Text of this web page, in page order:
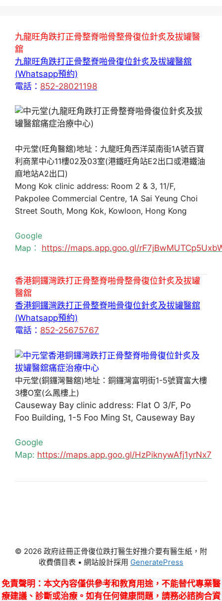
九龍旺角跌打正骨整脊啪骨整骨復位針炙及拔罐醫
舘
九龍旺角跌打正骨整脊啪骨復位針炙及拔罐醫舘
(Whatsapp預約)
電話： 852-28021198
中元堂(旺角醫舘)地址：九龍旺角西洋菜南街1A號百寶
利商業中心11樓02及03室(港鐵旺角站E2出口或港鐵油
麻地站A2出口)
Mong Kok clinic address: Room 2 & 3, 11/F,
Pakpolee Commercial Centre, 1A Sai Yeung Choi
Street South, Mong Kok, Kowloon, Hong Kong
Google
Map： https://maps.app.goo.gl/
香港銅鑼灣跌打正骨整脊啪骨整骨復位針炙及拔罐
醫舘
香港銅鑼灣跌打正骨整脊啪骨復位針炙及拔罐醫舘
(Whatsapp預約)
電話： 852-25675767
中元堂(銅鑼灣醫舘)地址：銅鑼灣富明街1-5號寶富大樓
3樓O室(么鳳樓上)
Causeway Bay clinic address: Flat O 3/F, Po
Foo Building, 1-5 Foo Ming St, Causeway Bay
Google
Map: https://maps.app.goo.gl/HzPiknywAfj1yrNx7
© 2026 政府註冊正骨復位跌打醫生好推介要有醫生紙，附
收費價目表 • 網站設計採用 GeneratePress
免責聲明 ：本文內容僅供參考和教育用途，不能替代專業醫
療建議、診斷或治療。如有任何健康問題，請務必諮詢合資